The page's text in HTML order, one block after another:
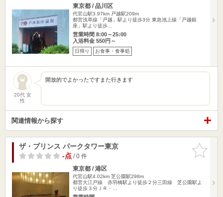
東京都 / 品川区
代官山駅3.97km 戸越駅209m
都営浅草線「戸越」駅より徒歩3分 東急池上線「戸越銀
座」駅より徒歩…
営業時間 8:00～25:00
入浴料金 550円～
日帰り お食事・食事処
20代 女
性
開放的でよかったですまた行きます
関連情報から探す
お気に入
りに追加
ザ・プリンス パークタワー東京
-点/ 0 件
東京都 / 港区
代官山駅4.02km 芝公園駅298m
都営大江戸線 赤羽橋駅より徒歩２分三田線 芝公園駅よ
り徒歩３分ＪＲ・…